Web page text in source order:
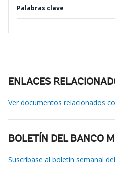
Palabras clave
ENLACES
Ver documentos relacionados
BOLETÍN DEL BANCO
Suscríbase al boletín semanal